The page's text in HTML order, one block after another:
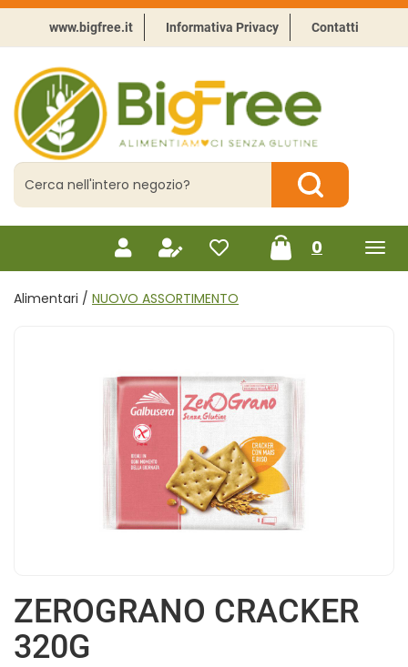
Passa
contenuto
principale
www.bigfree.it Informativa Privacy Contatti
BigFree
-
Punto
celiachia
Cerca
Prodotto
Cerca Prodotto
0prodotti
inseriti
Alimentari / NUOVO ASSORTIMENTO
ZEROGRANO CRACKER
320G